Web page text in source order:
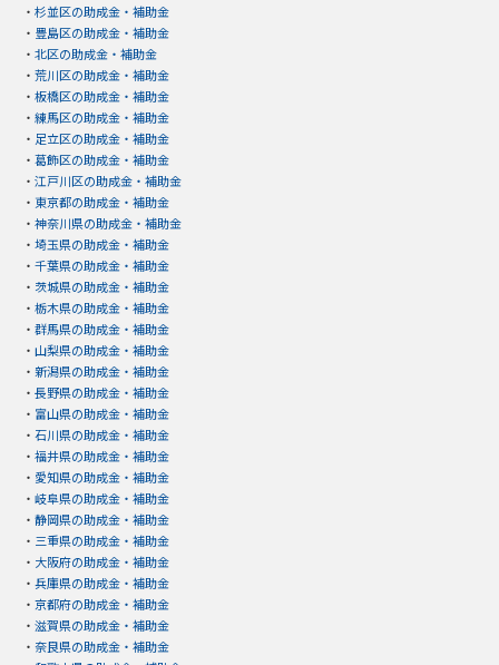
・ 杉並区の助成金・補助金
・ 豊島区の助成金・補助金
・ 北区の助成金・補助金
・ 荒川区の助成金・補助金
・ 板橋区の助成金・補助金
・ 練馬区の助成金・補助金
・ 足立区の助成金・補助金
・ 葛飾区の助成金・補助金
・ 江戸川区の助成金・補助金
・ 東京都の助成金・補助金
・ 神奈川県の助成金・補助金
・ 埼玉県の助成金・補助金
・ 千葉県の助成金・補助金
・ 茨城県の助成金・補助金
・ 栃木県の助成金・補助金
・ 群馬県の助成金・補助金
・ 山梨県の助成金・補助金
・ 新潟県の助成金・補助金
・ 長野県の助成金・補助金
・ 富山県の助成金・補助金
・ 石川県の助成金・補助金
・ 福井県の助成金・補助金
・ 愛知県の助成金・補助金
・ 岐阜県の助成金・補助金
・ 静岡県の助成金・補助金
・ 三重県の助成金・補助金
・ 大阪府の助成金・補助金
・ 兵庫県の助成金・補助金
・ 京都府の助成金・補助金
・ 滋賀県の助成金・補助金
・ 奈良県の助成金・補助金